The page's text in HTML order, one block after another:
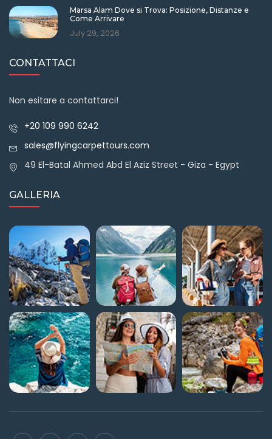
Marsa Alam Dove si Trova: Posizione, Distanze e
Come Arrivare
July 29, 2026
CONTATTACI
Non esitare a contattarci!
+20 109 990 6242
sales@flyingcarpettours.com
49 El-Batal Ahmed Abd El Aziz Street - Giza - Egypt
GALLERIA